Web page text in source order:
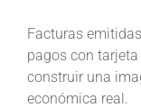
Facturas
pagos con
construir una
económica real.